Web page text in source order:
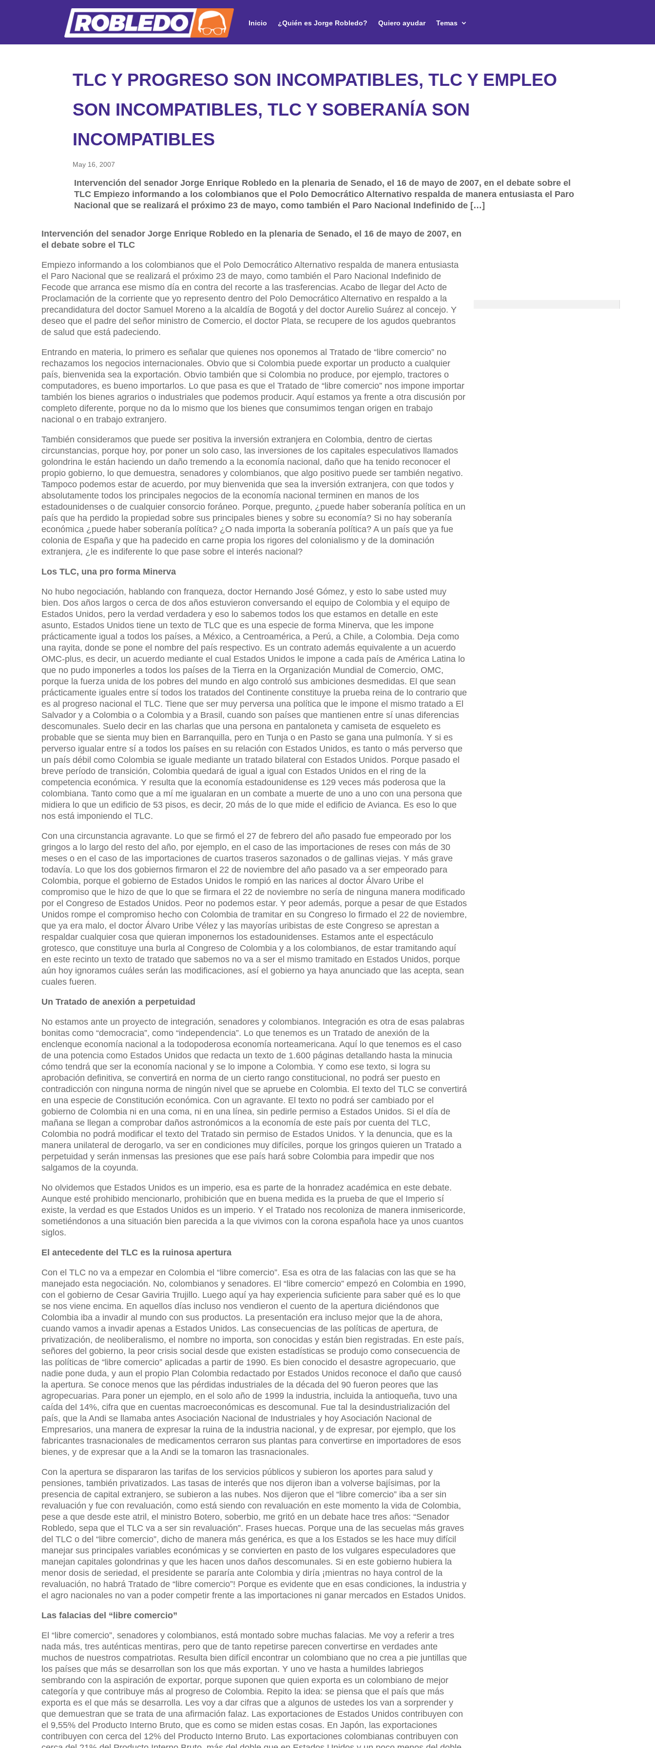
Inicio ¿Quién es Jorge Robledo? Quiero ayudar Temas
TLC Y PROGRESO SON INCOMPATIBLES, TLC Y EMPLEO
SON INCOMPATIBLES, TLC Y SOBERANÍA SON
INCOMPATIBLES
May 16, 2007
Intervención del senador Jorge Enrique Robledo en la plenaria de Senado, el 16 de mayo de 2007, en el debate sobre el
TLC Empiezo informando a los colombianos que el Polo Democrático Alternativo respalda de manera entusiasta el Paro
Nacional que se realizará el próximo 23 de mayo, como también el Paro Nacional Indefinido de […]
Intervención del senador Jorge Enrique Robledo en la plenaria de Senado, el 16 de mayo de 2007, en
el debate sobre el TLC
Empiezo informando a los colombianos que el Polo Democrático Alternativo respalda de manera entusiasta
el Paro Nacional que se realizará el próximo 23 de mayo, como también el Paro Nacional Indefinido de
Fecode que arranca ese mismo día en contra del recorte a las trasferencias. Acabo de llegar del Acto de
Proclamación de la corriente que yo represento dentro del Polo Democrático Alternativo en respaldo a la
precandidatura del doctor Samuel Moreno a la alcaldía de Bogotá y del doctor Aurelio Suárez al concejo. Y
deseo que el padre del señor ministro de Comercio, el doctor Plata, se recupere de los agudos quebrantos
de salud que está padeciendo.
Entrando en materia, lo primero es señalar que quienes nos oponemos al Tratado de “libre comercio” no
rechazamos los negocios internacionales. Obvio que si Colombia puede exportar un producto a cualquier
país, bienvenida sea la exportación. Obvio también que si Colombia no produce, por ejemplo, tractores o
computadores, es bueno importarlos. Lo que pasa es que el Tratado de “libre comercio” nos impone importar
también los bienes agrarios o industriales que podemos producir. Aquí estamos ya frente a otra discusión por
completo diferente, porque no da lo mismo que los bienes que consumimos tengan origen en trabajo
nacional o en trabajo extranjero.
También consideramos que puede ser positiva la inversión extranjera en Colombia, dentro de ciertas
circunstancias, porque hoy, por poner un solo caso, las inversiones de los capitales especulativos llamados
golondrina le están haciendo un daño tremendo a la economía nacional, daño que ha tenido reconocer el
propio gobierno, lo que demuestra, senadores y colombianos, que algo positivo puede ser también negativo.
Tampoco podemos estar de acuerdo, por muy bienvenida que sea la inversión extranjera, con que todos y
absolutamente todos los principales negocios de la economía nacional terminen en manos de los
estadounidenses o de cualquier consorcio foráneo. Porque, pregunto, ¿puede haber soberanía política en un
país que ha perdido la propiedad sobre sus principales bienes y sobre su economía? Si no hay soberanía
económica ¿puede haber soberanía política? ¿O nada importa la soberanía política? A un país que ya fue
colonia de España y que ha padecido en carne propia los rigores del colonialismo y de la dominación
extranjera, ¿le es indiferente lo que pase sobre el interés nacional?
Los TLC, una pro forma Minerva
No hubo negociación, hablando con franqueza, doctor Hernando José Gómez, y esto lo sabe usted muy
bien. Dos años largos o cerca de dos años estuvieron conversando el equipo de Colombia y el equipo de
Estados Unidos, pero la verdad verdadera y eso lo sabemos todos los que estamos en detalle en este
asunto, Estados Unidos tiene un texto de TLC que es una especie de forma Minerva, que les impone
prácticamente igual a todos los países, a México, a Centroamérica, a Perú, a Chile, a Colombia. Deja como
una rayita, donde se pone el nombre del país respectivo. Es un contrato además equivalente a un acuerdo
OMC-plus, es decir, un acuerdo mediante el cual Estados Unidos le impone a cada país de América Latina lo
que no pudo imponerles a todos los países de la Tierra en la Organización Mundial de Comercio, OMC,
porque la fuerza unida de los pobres del mundo en algo controló sus ambiciones desmedidas. El que sean
prácticamente iguales entre sí todos los tratados del Continente constituye la prueba reina de lo contrario que
es al progreso nacional el TLC. Tiene que ser muy perversa una política que le impone el mismo tratado a El
Salvador y a Colombia o a Colombia y a Brasil, cuando son países que mantienen entre sí unas diferencias
descomunales. Suelo decir en las charlas que una persona en pantaloneta y camiseta de esqueleto es
probable que se sienta muy bien en Barranquilla, pero en Tunja o en Pasto se gana una pulmonía. Y si es
perverso igualar entre sí a todos los países en su relación con Estados Unidos, es tanto o más perverso que
un país débil como Colombia se iguale mediante un tratado bilateral con Estados Unidos. Porque pasado el
breve período de transición, Colombia quedará de igual a igual con Estados Unidos en el ring de la
competencia económica. Y resulta que la economía estadounidense es 129 veces más poderosa que la
colombiana. Tanto como que a mí me igualaran en un combate a muerte de uno a uno con una persona que
midiera lo que un edificio de 53 pisos, es decir, 20 más de lo que mide el edificio de Avianca. Es eso lo que
nos está imponiendo el TLC.
Con una circunstancia agravante. Lo que se firmó el 27 de febrero del año pasado fue empeorado por los
gringos a lo largo del resto del año, por ejemplo, en el caso de las importaciones de reses con más de 30
meses o en el caso de las importaciones de cuartos traseros sazonados o de gallinas viejas. Y más grave
todavía. Lo que los dos gobiernos firmaron el 22 de noviembre del año pasado va a ser empeorado para
Colombia, porque el gobierno de Estados Unidos le rompió en las narices al doctor Álvaro Uribe el
compromiso que le hizo de que lo que se firmara el 22 de noviembre no sería de ninguna manera modificado
por el Congreso de Estados Unidos. Peor no podemos estar. Y peor además, porque a pesar de que Estados
Unidos rompe el compromiso hecho con Colombia de tramitar en su Congreso lo firmado el 22 de noviembre,
que ya era malo, el doctor Álvaro Uribe Vélez y las mayorías uribistas de este Congreso se aprestan a
respaldar cualquier cosa que quieran imponernos los estadounidenses. Estamos ante el espectáculo
grotesco, que constituye una burla al Congreso de Colombia y a los colombianos, de estar tramitando aquí
en este recinto un texto de tratado que sabemos no va a ser el mismo tramitado en Estados Unidos, porque
aún hoy ignoramos cuáles serán las modificaciones, así el gobierno ya haya anunciado que las acepta, sean
cuales fueren.
Un Tratado de anexión a perpetuidad
No estamos ante un proyecto de integración, senadores y colombianos. Integración es otra de esas palabras
bonitas como “democracia”, como “independencia”. Lo que tenemos es un Tratado de anexión de la
enclenque economía nacional a la todopoderosa economía norteamericana. Aquí lo que tenemos es el caso
de una potencia como Estados Unidos que redacta un texto de 1.600 páginas detallando hasta la minucia
cómo tendrá que ser la economía nacional y se lo impone a Colombia. Y como ese texto, si logra su
aprobación definitiva, se convertirá en norma de un cierto rango constitucional, no podrá ser puesto en
contradicción con ninguna norma de ningún nivel que se apruebe en Colombia. El texto del TLC se convertirá
en una especie de Constitución económica. Con un agravante. El texto no podrá ser cambiado por el
gobierno de Colombia ni en una coma, ni en una línea, sin pedirle permiso a Estados Unidos. Si el día de
mañana se llegan a comprobar daños astronómicos a la economía de este país por cuenta del TLC,
Colombia no podrá modificar el texto del Tratado sin permiso de Estados Unidos. Y la denuncia, que es la
manera unilateral de derogarlo, va ser en condiciones muy difíciles, porque los gringos quieren un Tratado a
perpetuidad y serán inmensas las presiones que ese país hará sobre Colombia para impedir que nos
salgamos de la coyunda.
No olvidemos que Estados Unidos es un imperio, esa es parte de la honradez académica en este debate.
Aunque esté prohibido mencionarlo, prohibición que en buena medida es la prueba de que el Imperio sí
existe, la verdad es que Estados Unidos es un imperio. Y el Tratado nos recoloniza de manera inmisericorde,
sometiéndonos a una situación bien parecida a la que vivimos con la corona española hace ya unos cuantos
siglos.
El antecedente del TLC es la ruinosa apertura
Con el TLC no va a empezar en Colombia el “libre comercio”. Esa es otra de las falacias con las que se ha
manejado esta negociación. No, colombianos y senadores. El “libre comercio” empezó en Colombia en 1990,
con el gobierno de Cesar Gaviria Trujillo. Luego aquí ya hay experiencia suficiente para saber qué es lo que
se nos viene encima. En aquellos días incluso nos vendieron el cuento de la apertura diciéndonos que
Colombia iba a invadir al mundo con sus productos. La presentación era incluso mejor que la de ahora,
cuando vamos a invadir apenas a Estados Unidos. Las consecuencias de las políticas de apertura, de
privatización, de neoliberalismo, el nombre no importa, son conocidas y están bien registradas. En este país,
señores del gobierno, la peor crisis social desde que existen estadísticas se produjo como consecuencia de
las políticas de “libre comercio” aplicadas a partir de 1990. Es bien conocido el desastre agropecuario, que
nadie pone duda, y aun el propio Plan Colombia redactado por Estados Unidos reconoce el daño que causó
la apertura. Se conoce menos que las pérdidas industriales de la década del 90 fueron peores que las
agropecuarias. Para poner un ejemplo, en el solo año de 1999 la industria, incluida la antioqueña, tuvo una
caída del 14%, cifra que en cuentas macroeconómicas es descomunal. Fue tal la desindustrialización del
país, que la Andi se llamaba antes Asociación Nacional de Industriales y hoy Asociación Nacional de
Empresarios, una manera de expresar la ruina de la industria nacional, y de expresar, por ejemplo, que los
fabricantes trasnacionales de medicamentos cerraron sus plantas para convertirse en importadores de esos
bienes, y de expresar que a la Andi se la tomaron las trasnacionales.
Con la apertura se dispararon las tarifas de los servicios públicos y subieron los aportes para salud y
pensiones, también privatizados. Las tasas de interés que nos dijeron iban a volverse bajísimas, por la
presencia de capital extranjero, se subieron a las nubes. Nos dijeron que el “libre comercio” iba a ser sin
revaluación y fue con revaluación, como está siendo con revaluación en este momento la vida de Colombia,
pese a que desde este atril, el ministro Botero, soberbio, me gritó en un debate hace tres años: “Senador
Robledo, sepa que el TLC va a ser sin revaluación”. Frases huecas. Porque una de las secuelas más graves
del TLC o del “libre comercio”, dicho de manera más genérica, es que a los Estados se les hace muy difícil
manejar sus principales variables económicas y se convierten en pasto de los vulgares especuladores que
manejan capitales golondrinas y que les hacen unos daños descomunales. Si en este gobierno hubiera la
menor dosis de seriedad, el presidente se pararía ante Colombia y diría ¡mientras no haya control de la
revaluación, no habrá Tratado de “libre comercio”! Porque es evidente que en esas condiciones, la industria y
el agro nacionales no van a poder competir frente a las importaciones ni ganar mercados en Estados Unidos.
Las falacias del “libre comercio”
El “libre comercio”, senadores y colombianos, está montado sobre muchas falacias. Me voy a referir a tres
nada más, tres auténticas mentiras, pero que de tanto repetirse parecen convertirse en verdades ante
muchos de nuestros compatriotas. Resulta bien difícil encontrar un colombiano que no crea a pie juntillas que
los países que más se desarrollan son los que más exportan. Y uno ve hasta a humildes labriegos
sembrando con la aspiración de exportar, porque suponen que quien exporta es un colombiano de mejor
categoría y que contribuye más al progreso de Colombia. Repito la idea: se piensa que el país que más
exporta es el que más se desarrolla. Les voy a dar cifras que a algunos de ustedes los van a sorprender y
que demuestran que se trata de una afirmación falaz. Las exportaciones de Estados Unidos contribuyen con
el 9,55% del Producto Interno Bruto, que es como se miden estas cosas. En Japón, las exportaciones
contribuyen con cerca del 12% del Producto Interno Bruto. Las exportaciones colombianas contribuyen con